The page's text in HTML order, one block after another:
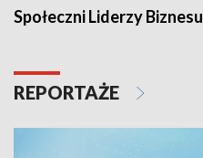
Społeczni Liderzy Biznesu
REPORTAŻE